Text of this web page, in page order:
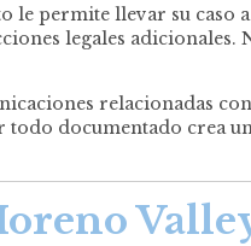
le permite llevar su caso
legales
relacionadas
todo documentado crea